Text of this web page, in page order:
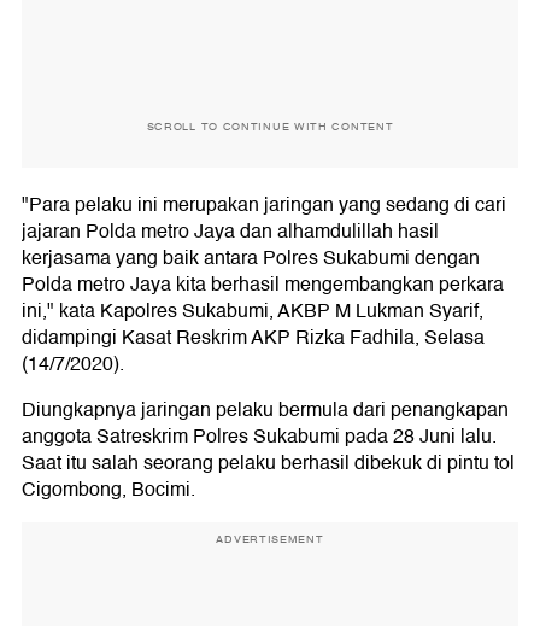
SCROLL TO CONTINUE WITH CONTENT
"Para pelaku ini merupakan jaringan yang sedang di cari
jajaran Polda metro Jaya dan alhamdulillah hasil
kerjasama yang baik antara Polres Sukabumi dengan
Polda metro Jaya kita berhasil mengembangkan perkara
ini," kata Kapolres Sukabumi, AKBP M Lukman Syarif,
didampingi Kasat Reskrim AKP Rizka Fadhila, Selasa
(14/7/2020).
Diungkapnya jaringan pelaku bermula dari penangkapan
anggota Satreskrim Polres Sukabumi pada 28 Juni lalu.
Saat itu salah seorang pelaku berhasil dibekuk di pintu tol
Cigombong, Bocimi.
ADVERTISEMENT